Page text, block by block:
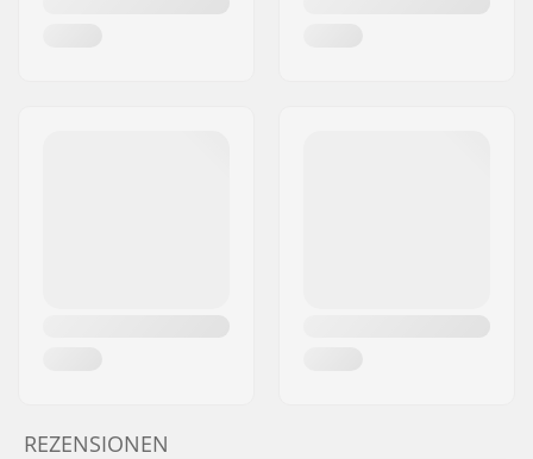
REZENSIONEN